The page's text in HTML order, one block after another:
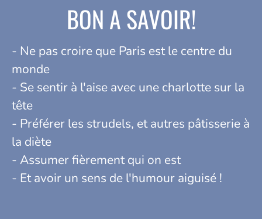
BON A SAVOIR!
- Ne pas croire que Paris est le centre du
monde
- Se sentir à l'aise avec une charlotte sur la
tête
- Préférer les strudels, et autres pâtisserie à
la diète
- Assumer fièrement qui on est
- Et avoir un sens de l'humour aiguisé !